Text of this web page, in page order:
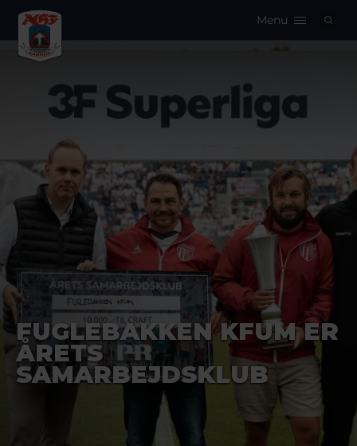
Menu
FUGLEBAKKEN KFUM ER
ÅRETS
SAMARBEJDSKLUB